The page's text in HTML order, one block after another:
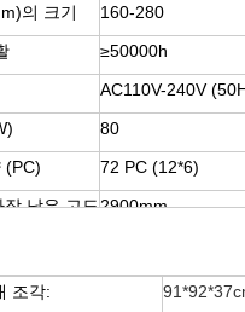
의 크기
160-280
≥50000h
AC110V-240V
80
(PC)
72 PC (12*6)
낮은 고도2900mm
2 년
조각: